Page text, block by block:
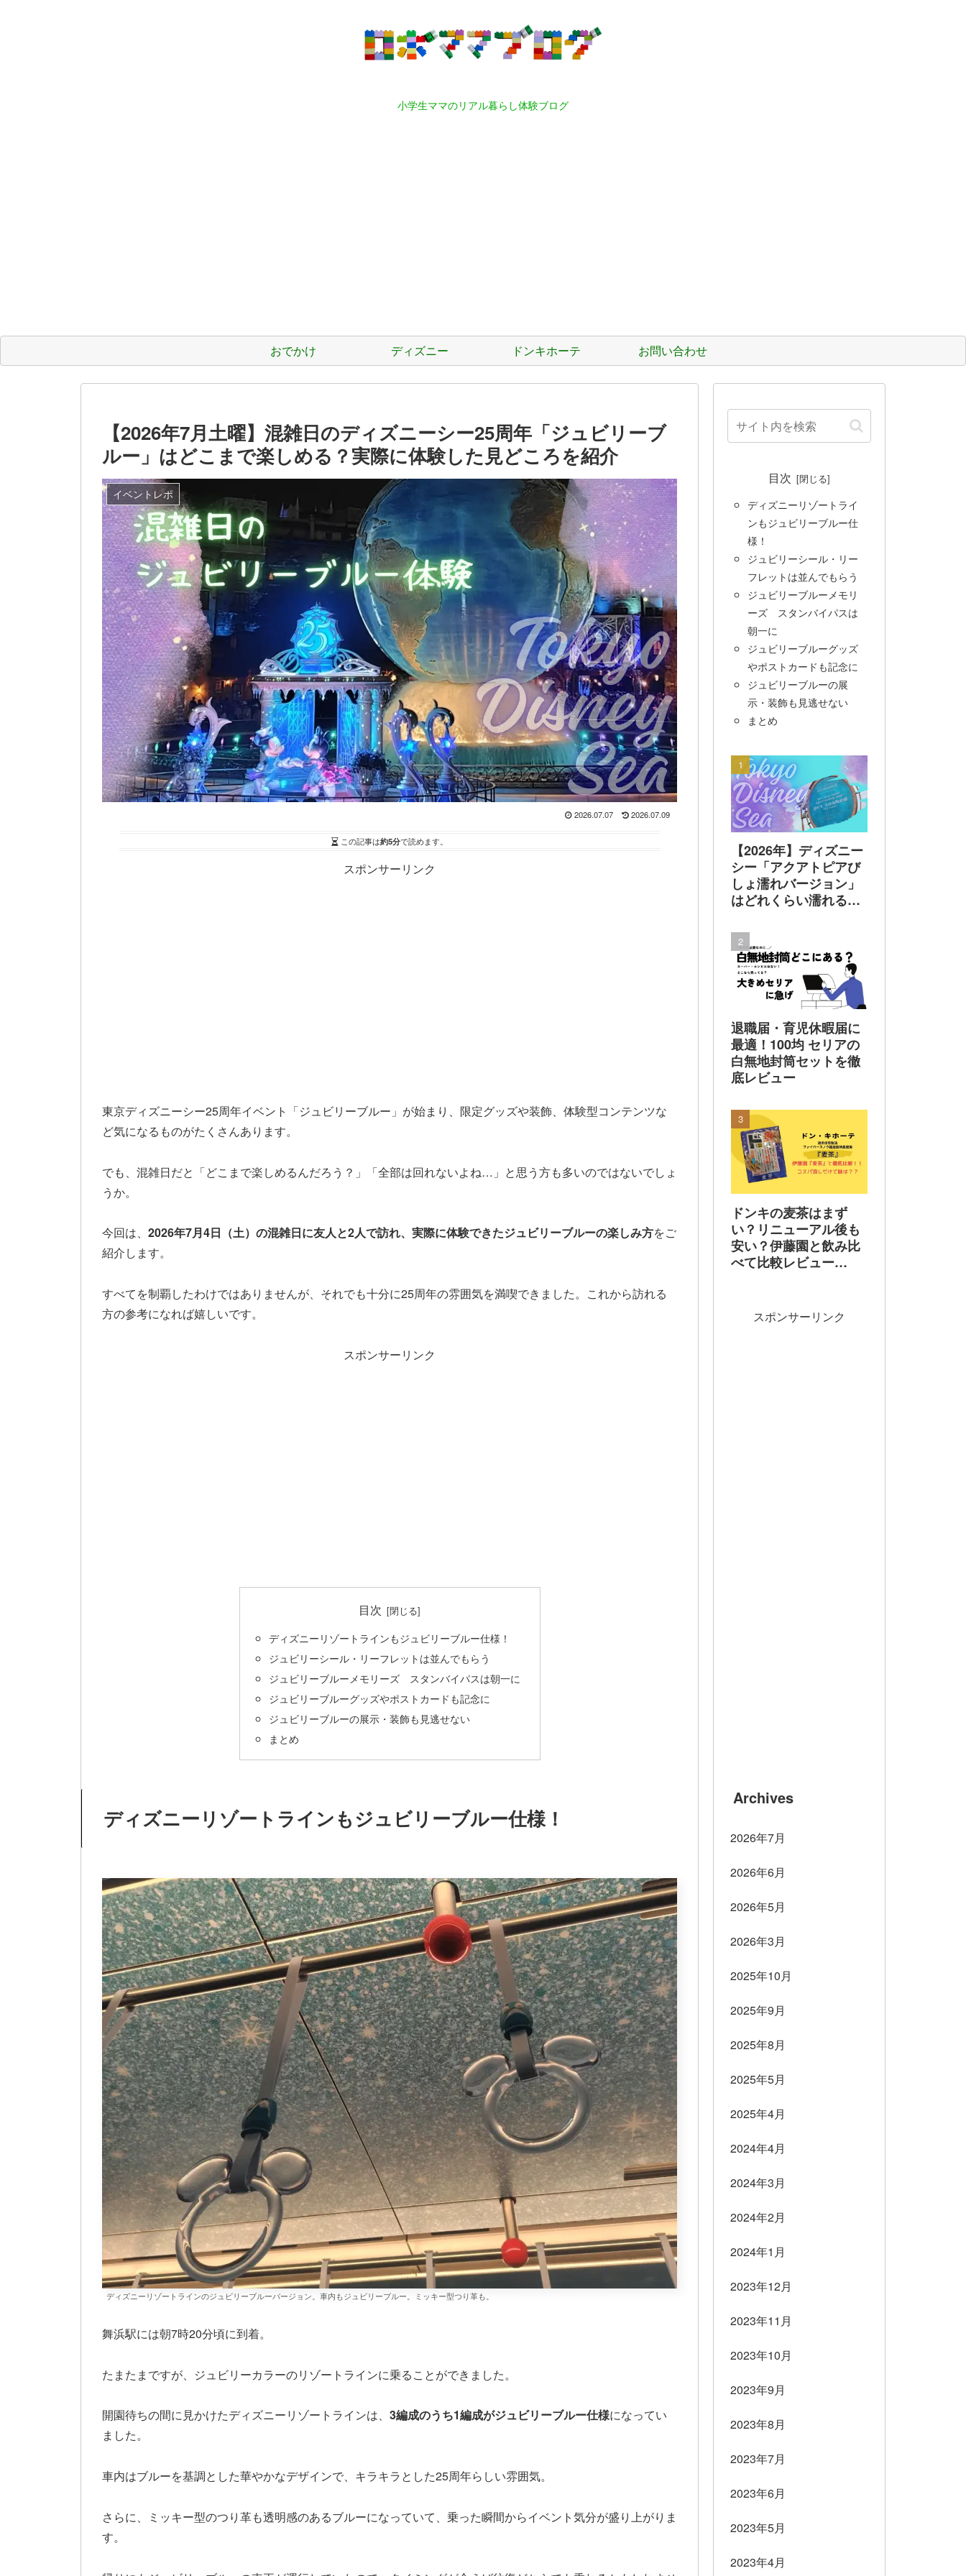
小学生ママのリアル暮らし体験ブログ
おでかけ ディズニー ドンキホーテ お問い合わせ
【2026年7月土曜】混雑日のディズニーシー25周年「ジュビリーブ
ルー」はどこまで楽しめる？実際に体験した見どころを紹介
イベントレポ
2026.07.07 2026.07.09
この記事は約5分で読めます。
スポンサーリンク
東京ディズニーシー25周年イベント「ジュビリーブルー」が始まり、限定グッズや装飾、体験型コンテンツな
ど気になるものがたくさんあります。
でも、混雑日だと「どこまで楽しめるんだろう？」「全部は回れないよね…」と思う方も多いのではないでしょ
うか。
今回は、 2026年7月4日（土）の混雑日に友人と2人で訪れ、実際に体験できたジュビリーブルーの楽しみ方をご
紹介します。
すべてを制覇したわけではありませんが、それでも十分に25周年の雰囲気を満喫できました。これから訪れる
方の参考になれば嬉しいです。
スポンサーリンク
目次
ディズニーリゾートラインもジュビリーブルー仕様！
ジュビリーシール・リーフレットは並んでもらう
ジュビリーブルーメモリーズ スタンバイパスは朝一に
ジュビリーブルーグッズやポストカードも記念に
ジュビリーブルーの展示・装飾も見逃せない
まとめ
ディズニーリゾートラインもジュビリーブルー仕様！
ディズニーリゾートラインのジュビリーブルーバージョン。車内もジュビリーブルー。ミッキー型つり革も。
舞浜駅には朝7時20分頃に到着。
たまたまですが、ジュビリーカラーのリゾートラインに乗ることができました。
開園待ちの間に見かけたディズニーリゾートラインは、 3編成のうち1編成がジュビリーブルー仕様になってい
ました。
車内はブルーを基調とした華やかなデザインで、キラキラとした25周年らしい雰囲気。
さらに、ミッキー型のつり革も透明感のあるブルーになっていて、乗った瞬間からイベント気分が盛り上がりま
す。
目次
ディズニーリゾートライ
ンもジュビリーブルー仕
様！
ジュビリーシール・リー
フレットは並んでもらう
ジュビリーブルーメモリ
ーズ スタンバイパスは
朝一に
ジュビリーブルーグッズ
やポストカードも記念に
ジュビリーブルーの展
示・装飾も見逃せない
まとめ
【2026年】ディズニー
シー「アクアトピアび
しょ濡れバージョン」
はどれくらい濡れる？
レインポンチョで乗っ
てみた 実体験でレビ
ュー
退職届・育児休暇届に
最適！100均 セリアの
白無地封筒セットを徹
底レビュー
ドンキの麦茶はまず
い？リニューアル後も
安い？伊藤園と飲み比
べて比較レビュー
スポンサーリンク
Archives
2026年7月
2026年6月
2026年5月
2026年3月
2025年10月
2025年9月
2025年8月
2025年5月
2025年4月
2024年4月
2024年3月
2024年2月
2024年1月
2023年12月
2023年11月
2023年10月
2023年9月
2023年8月
2023年7月
2023年6月
2023年5月
2023年4月